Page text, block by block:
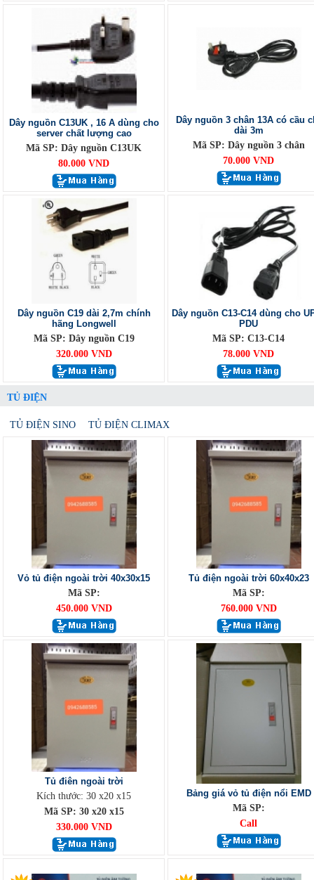
Dây nguồn C13UK , 16 A dùng cho
server chất lượng cao
Mã SP: Dây nguồn C13UK
80.000 VND
Dây nguồn 3 chân 13A có cầu
dài 3m
Mã SP: Dây nguồn 3 chân
70.000 VND
Dây nguồn C19 dài 2,7m chính
hãng Longwell
Mã SP: Dây nguồn C19
320.000 VND
Dây nguồn C13-C14 dùng cho
PDU
Mã SP: C13-C14
78.000 VND
TỦ ĐIỆN
TỦ ĐIỆN SINO TỦ ĐIỆN CLIMAX
Vỏ tủ điện ngoài trời 40x30x15
Mã SP:
450.000 VND
Tủ điện ngoài trời 60x40x23
Mã SP:
760.000 VND
Tủ điên ngoài trời
Kích thước: 30 x20 x15
Mã SP: 30 x20 x15
330.000 VND
Bảng giá vỏ tủ điện nổi EMD
Mã SP:
Call